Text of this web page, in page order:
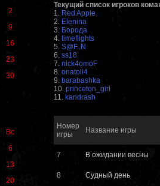
2
9
16
23
30
Вс
6
13
20
Текущий список игроков
1. Red Apple
2. Elenina
3. Борода
4. timeflights
5. S@F..N
6. ss18
7. nick4omoF
8. onatoli4
9. barabashka
10. princeton_girl
11. kandrash
Номер
игры
Название игры
7 В ожидании весны
8 Судный день